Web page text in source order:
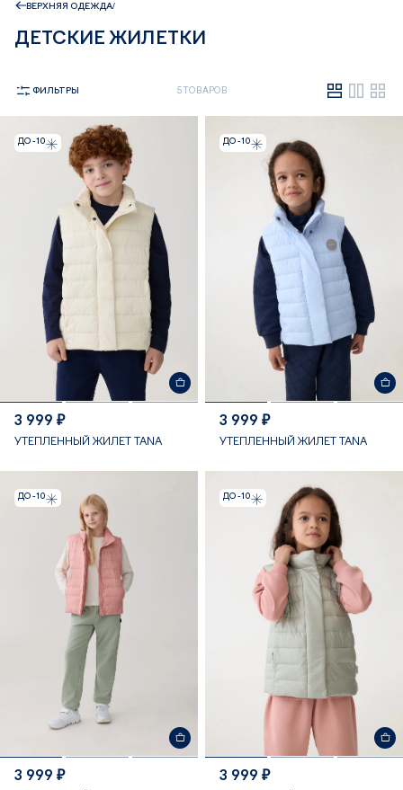
ВЕРХНЯЯ ОДЕЖДА
ДЕТСКИЕ ЖИЛЕТКИ
ФИЛЬТРЫ 5 ТОВАРОВ
ДО -10
3 999 ₽
УТЕПЛЕННЫЙ ЖИЛЕТ TANA
ДО -10
3 999 ₽
УТЕПЛЕННЫЙ ЖИЛЕТ TANA
ДО -10
3 999 ₽
ДО -10
3 999 ₽